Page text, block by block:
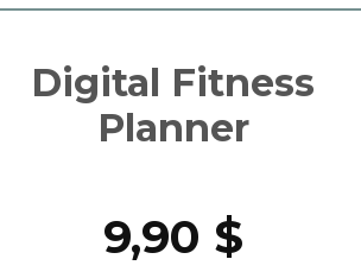
Digital Fitness
Planner
9,90 $